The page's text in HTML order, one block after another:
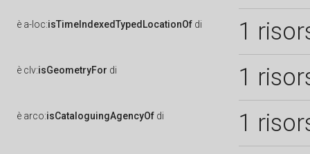
è a-loc:isTimeIndexedTypedLocationOf di 1
è clv:isGeometryFor di 1
è arco:isCataloguingAgencyOf di 1